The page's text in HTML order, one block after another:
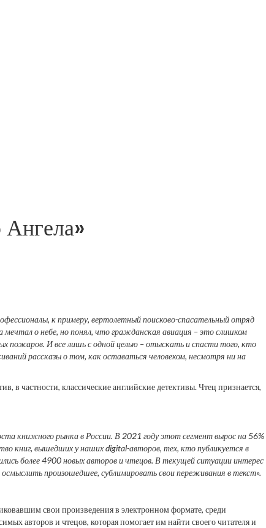
к примеру, вертолетный поисково-спасательный отряд
мечтал о небе, но понял, что гражданская авиация – это слишком
пожаров. И все лишь с одной целью – отыскать и спасти того, кто
рассказы о том, как оставаться человеком, несмотря ни на
в частности, классические английские детективы. Чтец признается,
книжного рынка в России. В 2021 году этот сегмент вырос на 56%
книг, вышедших у наших digital-авторов, тех, кто публикуется в
более 4900 новых авторов и чтецов. В текущей ситуации интерес
произошедшее, сублимировать свои переживания в текст».
свои произведения в электронном формате, среди
авторов и чтецов, которая помогает им найти своего читателя и